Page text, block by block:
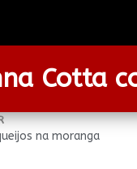
Cotta
na moranga